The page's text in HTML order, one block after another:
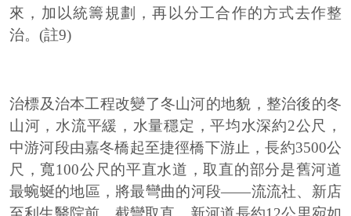
來，加以統籌規劃，再以分工合作的方式去作整
治。(註9)
治標及治本工程改變了冬山河的地貌，整治後的冬
山河，水流平緩，水量穩定，平均水深約2公尺，
中游河段由嘉冬橋起至捷徑橋下游止，長約3500公
尺，寬100公尺的平直水道，取直的部分是舊河道
最蜿蜒的地區，將最彎曲的河段——流流社、新店